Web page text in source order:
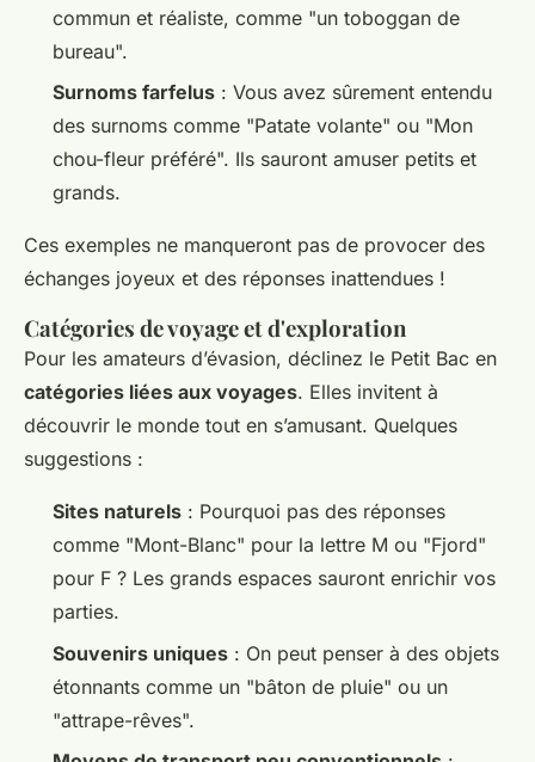
commun et réaliste, comme "un toboggan de
bureau".
Surnoms farfelus : Vous avez sûrement entendu
des surnoms comme "Patate volante" ou "Mon
chou-fleur préféré". Ils sauront amuser petits et
grands.
Ces exemples ne manqueront pas de provocer des
échanges joyeux et des réponses inattendues !
Catégories de voyage et d'exploration
Pour les amateurs d’évasion, déclinez le Petit Bac en
catégories liées aux voyages. Elles invitent à
découvrir le monde tout en s’amusant. Quelques
suggestions :
Sites naturels : Pourquoi pas des réponses
comme "Mont-Blanc" pour la lettre M ou "Fjord"
pour F ? Les grands espaces sauront enrichir vos
parties.
Souvenirs uniques : On peut penser à des objets
étonnants comme un "bâton de pluie" ou un
"attrape-rêves".